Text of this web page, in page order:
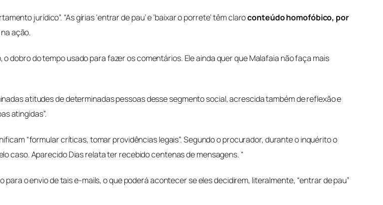
jurídico”. “As gírias ‘entrar de pau’ e ‘baixar o porrete’ têm claroconteúdo homofóbico, por
ação.
dobro do tempo usado para fazer os comentários. Ele ainda quer que Malafaia não faça mais
atitudes de determinadas pessoas desse segmento social, acrescida também de reflexão e
atingidas”.
“formular críticas, tomar providências legais”.Segundo o procurador, durante o inquérito o
caso. Aparecido Dias relata ter recebido centenas de mensagens. “
o envio de tais e-mails, o que poderá acontecer se eles decidirem, literalmente, “entrar de pau”